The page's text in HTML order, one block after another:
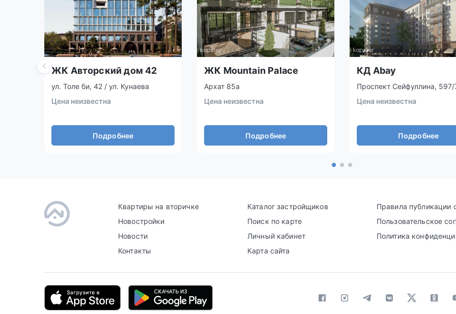
ЖК Авторский дом 42
ул. Толе би, 42 / ул. Кунаева
Цена неизвестна
Подробнее
ЖК Mountain Palace
Архат 85а
Цена неизвестна
Подробнее
КД Abay
Проспект Сейфуллина, 597/
Цена неизвестна
Подробнее
Квартиры на вторичке
Новостройки
Новости
Контакты
Каталог застройщиков
Поиск по карте
Личный кабинет
Карта сайта
Правила публикации
Пользовательское
Политика